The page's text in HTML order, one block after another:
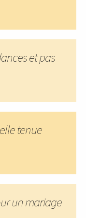
et pas
tenue
un mariage